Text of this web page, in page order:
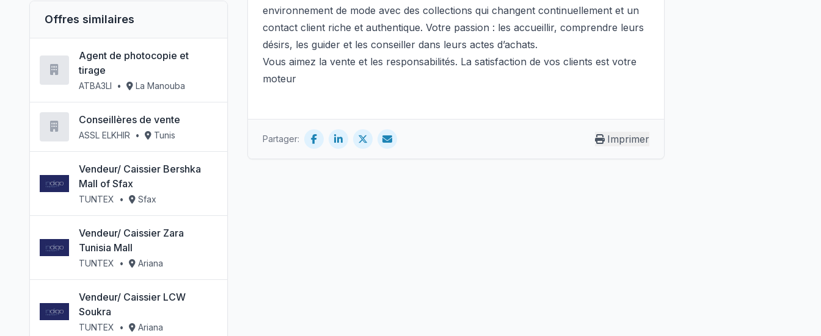
Offres similaires
Agent de photocopie et
tirage
ATBA3LI • La Manouba
Conseillères de vente
ASSL ELKHIR • Tunis
Vendeur/ Caissier Bershka
Mall of Sfax
TUNTEX • Sfax
Vendeur/ Caissier Zara
Tunisia Mall
TUNTEX • Ariana
Vendeur/ Caissier LCW
Soukra
TUNTEX • Ariana
environnement de mode avec des collections qui changent continuellement et un
contact client riche et authentique. Votre passion : les accueillir, comprendre leurs
désirs, les guider et les conseiller dans leurs actes d’achats.
Vous aimez la vente et les responsabilités. La satisfaction de vos clients est votre
moteur
Partager: Imprimer